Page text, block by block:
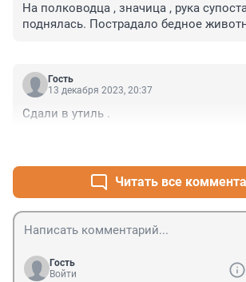
На полководца , значица , рука
поднялась. Пострадало бедное
Гость
13 декабря 2023, 20:37
Сдали в утиль .
Читать все
Гость
Войти